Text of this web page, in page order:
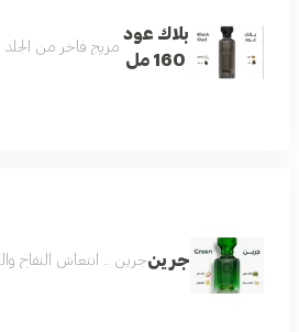
بلاك عود
160 مل
مزيج فاخر من الجلد
جرينجرين .. انتعاش التفاح